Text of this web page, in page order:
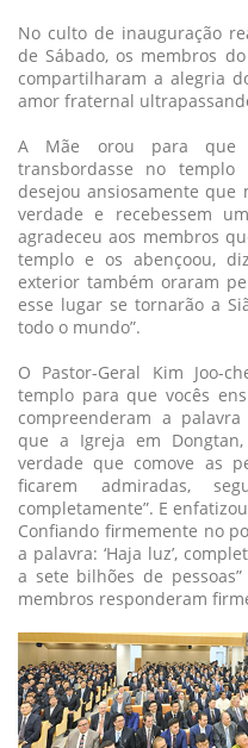
No culto de inauguração
de Sábado, os membros
compartilharam a alegria
amor fraternal
A Mãe orou para que
transbordasse no
desejou ansiosamente que
verdade e recebessem
agradeceu aos membros
templo e os abençoou,
exterior também oraram
esse lugar se tornarão a
todo o mundo”.
O Pastor-Geral Kim Joo-
templo para que vocês
compreenderam a
que a Igreja em
verdade que comove as
ficarem admiradas,
completamente”. E
Confiando firmemente no
a palavra: ‘Haja luz’,
a sete bilhões de
membros responderam